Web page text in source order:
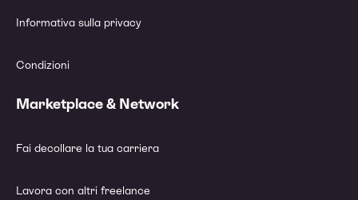
Informativa sulla privacy
Condizioni
Marketplace & Network
Fai decollare la tua carriera
Lavora con altri freelance